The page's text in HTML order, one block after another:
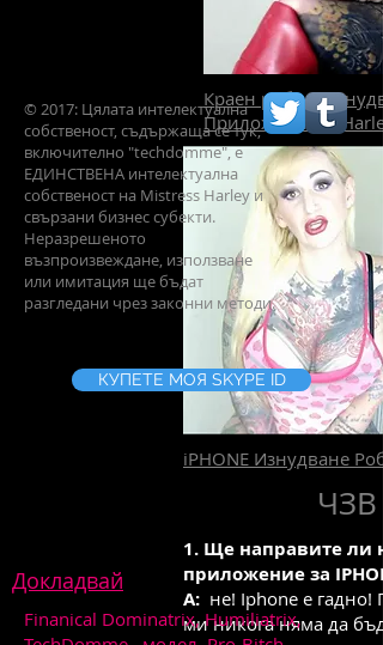
Краен роб на
Приложението
iPHONE Изнудване Роб
ЧЗВ
1. Ще направите ли
приложение за
A: не! Iphone е гадно!
ми никога няма да
© 2017: Цялата интелектуална
собственост, съдържаща се тук,
включително "techdomme", е
ЕДИНСТВЕНА интелектуална
собственост на Mistress Harley и
свързани бизнес субекти.
Неразрешеното
възпроизвеждане, използване
или имитация ще бъдат
разгледани чрез законни методи.
КУПЕТЕ МОЯ SKYPE ID
Докладвай
Finanical Dominatrix, Humiliatrix,